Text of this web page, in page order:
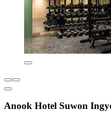
Anook Hotel Suwon